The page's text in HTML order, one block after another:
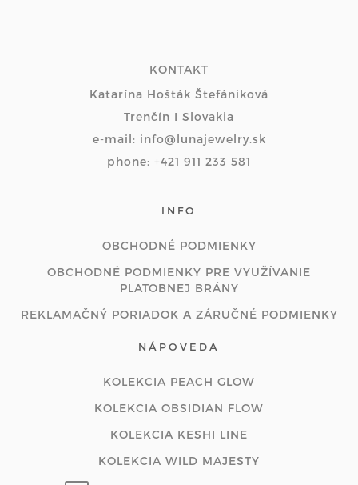
KONTAKT
Katarína Hošták Štefániková
Trenčín I Slovakia
e-mail: info@lunajewelry.sk
phone: +421 911 233 581
INFO
OBCHODNÉ PODMIENKY
OBCHODNÉ PODMIENKY PRE VYUŽÍVANIE
PLATOBNEJ BRÁNY
REKLAMAČNÝ PORIADOK A ZÁRUČNÉ PODMIENKY
NÁPOVEDA
KOLEKCIA PEACH GLOW
KOLEKCIA OBSIDIAN FLOW
KOLEKCIA KESHI LINE
KOLEKCIA WILD MAJESTY